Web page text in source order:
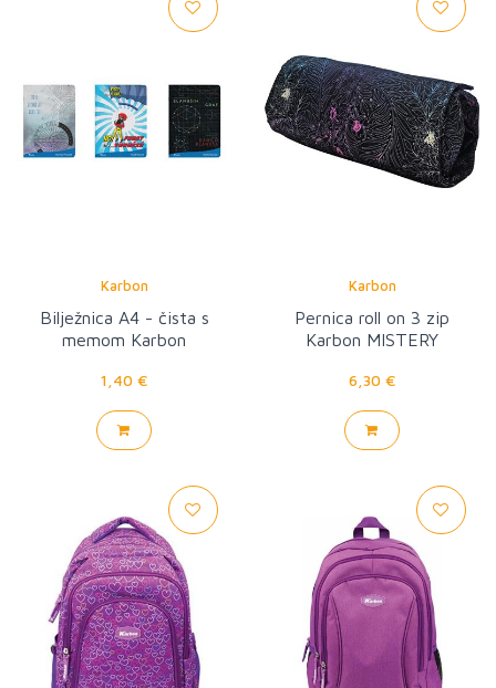
Karbon
Bilježnica A4 - čista s
memom Karbon
1,40 €
Karbon
Pernica roll on 3 zip
Karbon MISTERY
6,30 €